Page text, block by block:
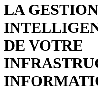
LA GESTION
DE VOTRE